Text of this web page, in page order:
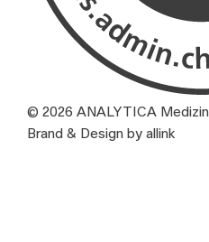
© 2026 ANALYTICA
Brand & Design by allink